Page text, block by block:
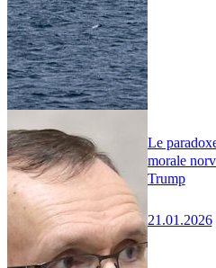
Le
morale
Trump
21.01.2026